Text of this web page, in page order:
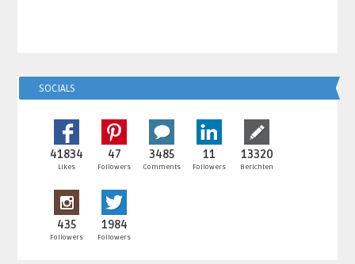
SOCIALS
41834
Likes
47
Followers
3485
Comments
11
Followers
13320
Berichten
435
Followers
1984
Followers